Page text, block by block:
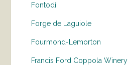
Fontodi
Forge de Laguiole
Fourmond-Lemorton
Francis Ford Coppola Winery